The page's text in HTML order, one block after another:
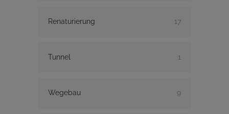
Renaturierung 17
Tunnel 1
Wegebau 9